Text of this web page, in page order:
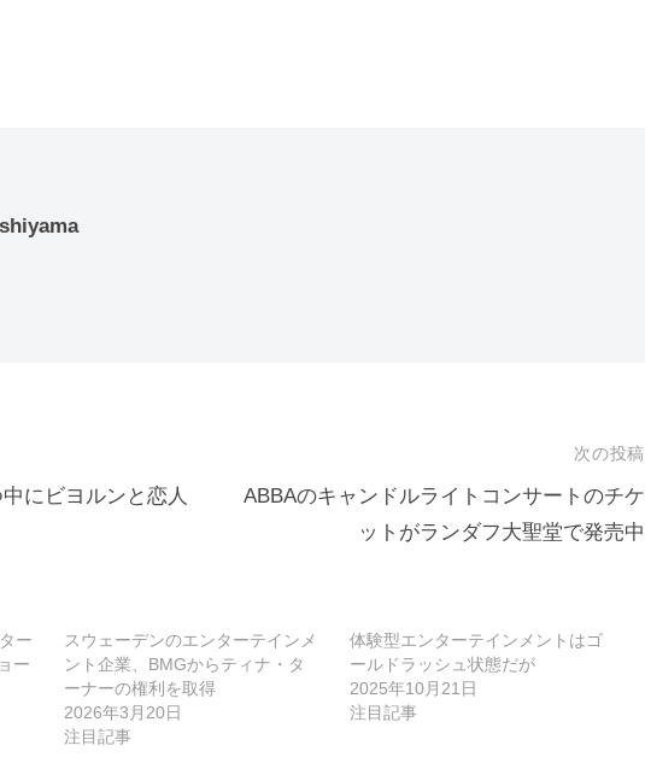
にビヨルンと恋人
次の投稿
ABBAのキャンドルライトコンサートのチケ
ットがランダフ大聖堂で発売中
ー
ー
スウェーデンのエンターテインメ
ント企業、BMGからティナ・タ
ーナーの権利を取得
2026年3月20日
注目記事
体験型エンターテインメントはゴ
ールドラッシュ状態だが
2025年10月21日
注目記事